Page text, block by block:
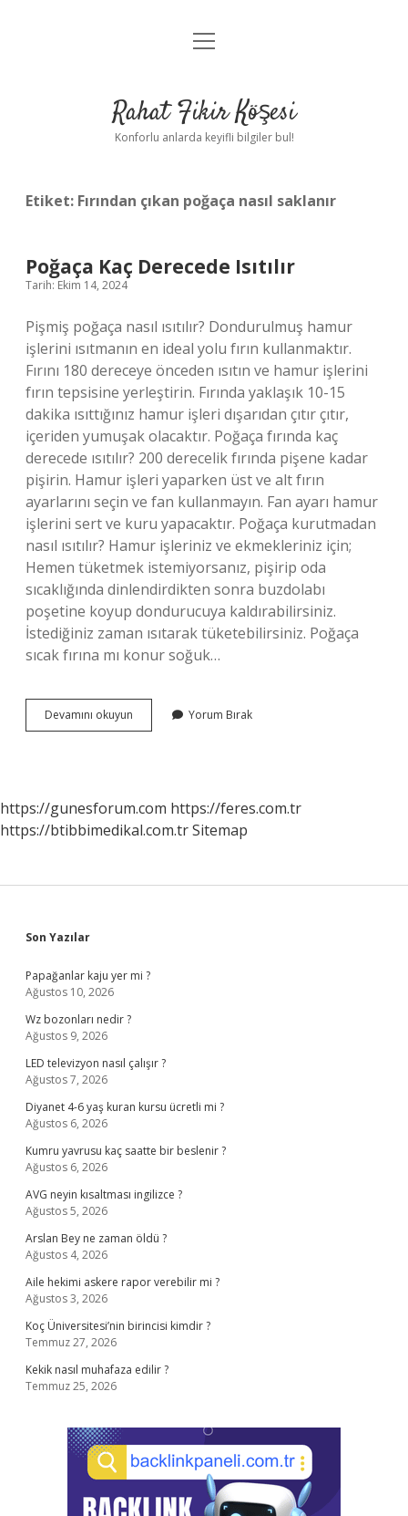
Anasayfa
Yasal Uyarı
menüyü
Rahat Fikir Köşesi
Konforlu anlarda keyifli bilgiler bul!
Etiket: Fırından çıkan poğaça nasıl saklanır
Poğaça Kaç Derecede Isıtılır
Tarih: Ekim 14, 2024
Pişmiş poğaça nasıl ısıtılır? Dondurulmuş hamur
işlerini ısıtmanın en ideal yolu fırın kullanmaktır.
Fırını 180 dereceye önceden ısıtın ve hamur işlerini
fırın tepsisine yerleştirin. Fırında yaklaşık 10-15
dakika ısıttığınız hamur işleri dışarıdan çıtır çıtır,
içeriden yumuşak olacaktır. Poğaça fırında kaç
derecede ısıtılır? 200 derecelik fırında pişene kadar
pişirin. Hamur işleri yaparken üst ve alt fırın
ayarlarını seçin ve fan kullanmayın. Fan ayarı hamur
işlerini sert ve kuru yapacaktır. Poğaça kurutmadan
nasıl ısıtılır? Hamur işleriniz ve ekmekleriniz için;
Hemen tüketmek istemiyorsanız, pişirip oda
sıcaklığında dinlendirdikten sonra buzdolabı
poşetine koyup dondurucuya kaldırabilirsiniz.
İstediğiniz zaman ısıtarak tüketebilirsiniz. Poğaça
sıcak fırına mı konur soğuk…
Devamını okuyun
Kaç
Yorum Bırak
https://gunesforum.com https://feres.com.tr
https://btibbimedikal.com.trSitemap
Sidebar
Son Yazılar
Papağanlar kaju yer mi ?
Ağustos 10, 2026
Wz bozonları nedir ?
Ağustos 9, 2026
LED televizyon nasıl çalışır ?
Ağustos 7, 2026
Diyanet 4-6 yaş kuran kursu ücretli mi ?
Ağustos 6, 2026
Kumru yavrusu kaç saatte bir beslenir ?
Ağustos 6, 2026
AVG neyin kısaltması ingilizce ?
Ağustos 5, 2026
Arslan Bey ne zaman öldü ?
Ağustos 4, 2026
Aile hekimi askere rapor verebilir mi ?
Ağustos 3, 2026
Koç Üniversitesi’nin birincisi kimdir ?
Temmuz 27, 2026
Kekik nasıl muhafaza edilir ?
Temmuz 25, 2026